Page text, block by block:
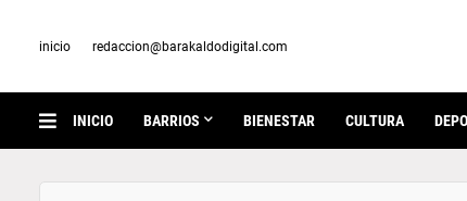
inicio redaccion@barakaldodigital.com
INICIO BARRIOS BIENESTAR CULTURA